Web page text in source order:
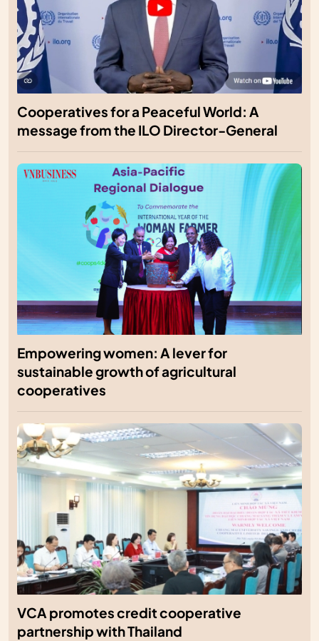
Cooperatives for a Peaceful World: A
message from the ILO Director-General
Empowering women: A lever for
sustainable growth of agricultural
cooperatives
VCA promotes credit cooperative
partnership with Thailand